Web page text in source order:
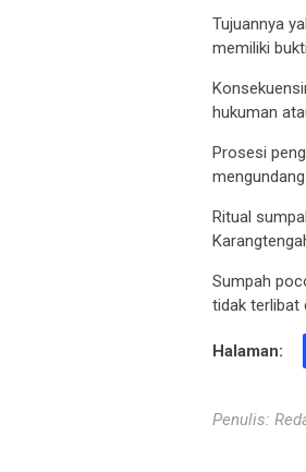
Tujuannya
memiliki
hukuman
Prosesi
Ritual
Sumpah
tidak terlibat
Halaman:
Penulis: